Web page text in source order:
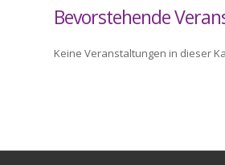
Bevorstehende
Keine Veranstaltungen in dieser